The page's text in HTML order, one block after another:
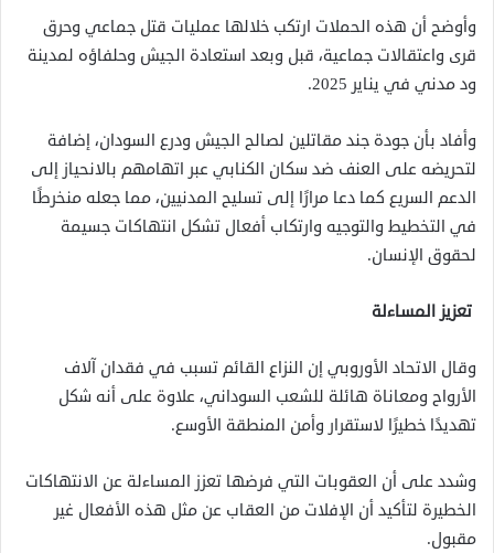
وأوضح أن هذه الحملات ارتكب خلالها عمليات قتل جماعي وحرق
قرى واعتقالات جماعية، قبل وبعد استعادة الجيش وحلفاؤه لمدينة
ود مدني في يناير 2025.
وأفاد بأن جودة جند مقاتلين لصالح الجيش ودرع السودان، إضافة
لتحريضه على العنف ضد سكان الكنابي عبر اتهامهم بالانحياز إلى
الدعم السريع كما دعا مرارًا إلى تسليح المدنيين، مما جعله منخرطًا
في التخطيط والتوجيه وارتكاب أفعال تشكل انتهاكات جسيمة
لحقوق الإنسان.
تعزيز المساءلة
وقال الاتحاد الأوروبي إن النزاع القائم تسبب في فقدان آلاف
الأرواح ومعاناة هائلة للشعب السوداني، علاوة على أنه شكل
تهديدًا خطيرًا لاستقرار وأمن المنطقة الأوسع.
وشدد على أن العقوبات التي فرضها تعزز المساءلة عن الانتهاكات
الخطيرة لتأكيد أن الإفلات من العقاب عن مثل هذه الأفعال غير
مقبول.